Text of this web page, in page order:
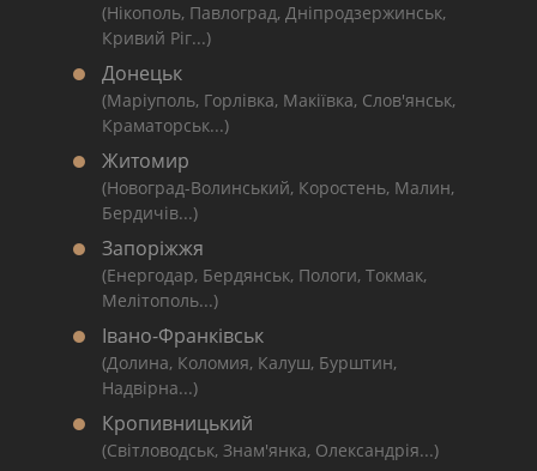
(Нікополь, Павлоград, Дніпродзержинськ,
Кривий Ріг...)
Донецьк
(Маріуполь, Горлівка, Макіївка, Слов'янськ,
Краматорськ...)
Житомир
(Новоград-Волинський, Коростень, Малин,
Бердичів...)
Запоріжжя
(Енергодар, Бердянськ, Пологи, Токмак,
Мелітополь...)
Івано-Франківськ
(Долина, Коломия, Калуш, Бурштин,
Надвірна...)
Кропивницький
(Світловодськ, Знам'янка, Олександрія...)